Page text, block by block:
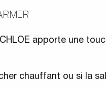
apporte une
chauffant ou si la